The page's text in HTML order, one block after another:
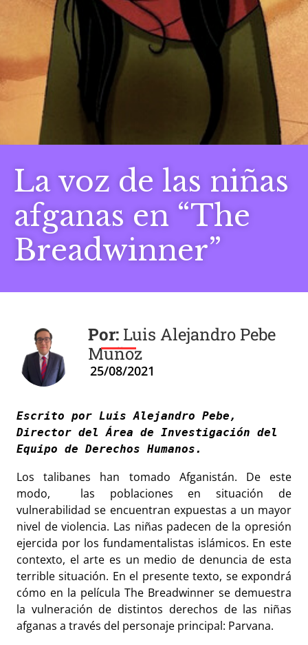
La voz de las niñas
afganas en “The
Breadwinner”
Luis Alejandro Pebe
Muñoz
Escrito por Luis Alejandro Pebe,
Director del Área de Investigación del
Los talibanes han tomado Afganistán. De este
modo, las poblaciones en situación de
vulnerabilidad se encuentran expuestas a un mayor
nivel de violencia. Las niñas padecen de la opresión
ejercida por los fundamentalistas islámicos. En este
contexto, el arte es un medio de denuncia de esta
terrible situación. En el presente texto, se expondrá
cómo en la película The Breadwinner se demuestra
la vulneración de distintos derechos de las niñas
afganas a través del personaje principal: Parvana.
25/08/2021